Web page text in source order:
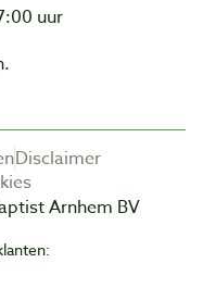
uur
Disclaimer
Arnhem BV